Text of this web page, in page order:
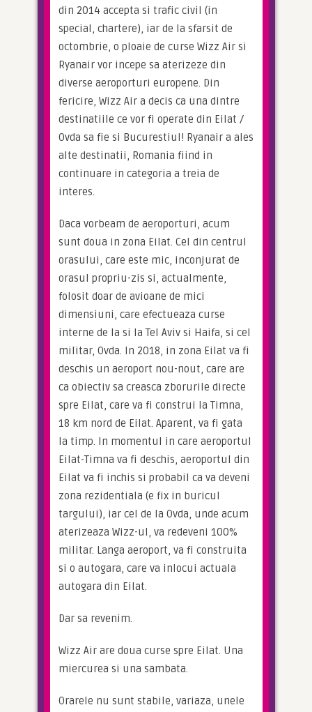
din 2014 accepta si trafic civil (in
special, chartere), iar de la sfarsit de
octombrie, o ploaie de curse Wizz Air si
Ryanair vor incepe sa aterizeze din
diverse aeroporturi europene. Din
fericire, Wizz Air a decis ca una dintre
destinatiile ce vor fi operate din Eilat /
Ovda sa fie si Bucurestiul! Ryanair a ales
alte destinatii, Romania fiind in
continuare in categoria a treia de
interes.
Daca vorbeam de aeroporturi, acum
sunt doua in zona Eilat. Cel din centrul
orasului, care este mic, inconjurat de
orasul propriu-zis si, actualmente,
folosit doar de avioane de mici
dimensiuni, care efectueaza curse
interne de la si la Tel Aviv si Haifa, si cel
militar, Ovda. In 2018, in zona Eilat va fi
deschis un aeroport nou-nout, care are
ca obiectiv sa creasca zborurile directe
spre Eilat, care va fi construi la Timna,
18 km nord de Eilat. Aparent, va fi gata
la timp. In momentul in care aeroportul
Eilat-Timna va fi deschis, aeroportul din
Eilat va fi inchis si probabil ca va deveni
zona rezidentiala (e fix in buricul
targului), iar cel de la Ovda, unde acum
aterizeaza Wizz-ul, va redeveni 100%
militar. Langa aeroport, va fi construita
si o autogara, care va inlocui actuala
autogara din Eilat.
Dar sa revenim.
Wizz Air are doua curse spre Eilat. Una
miercurea si una sambata.
Orarele nu sunt stabile, variaza, unele